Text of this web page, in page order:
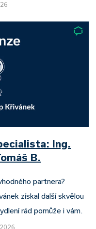
Ing.
B.
partnera?
získal další skvělou
rád pomůže i vám.